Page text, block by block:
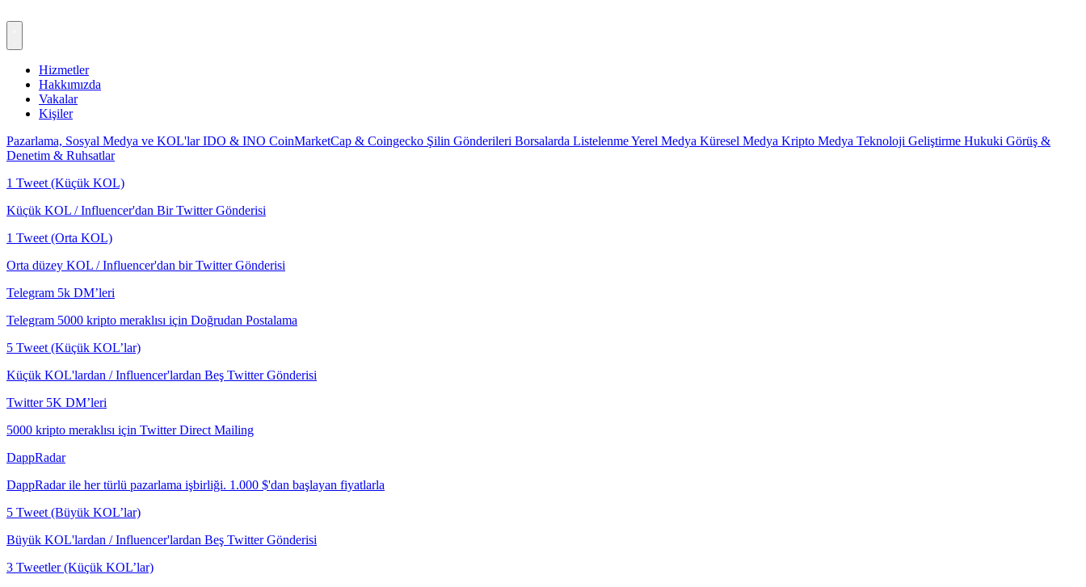
Hizmetler
Hakkımızda
Vakalar
Kişiler
Pazarlama, Sosyal Medya ve KOL'larIDO & INO CoinMarketCap & Coingecko Şilin Gönderileri Borsalarda ListelenmeYerel Medya Küresel Medya Kripto Medya Teknoloji Geliştirme Hukuki Görüş &
Denetim & Ruhsatlar
1 Tweet (Küçük KOL)
Küçük KOL / Influencer'dan Bir Twitter Gönderisi
1 Tweet (Orta KOL)
Orta düzey KOL / Influencer'dan bir Twitter Gönderisi
Telegram 5k DM’leri
Telegram 5000 kripto meraklısı için Doğrudan Postalama
5 Tweet (Küçük KOL’lar)
Küçük KOL'lardan / Influencer'lardan Beş Twitter Gönderisi
Twitter 5K DM’leri
5000 kripto meraklısı için Twitter Direct Mailing
DappRadar
DappRadar ile her türlü pazarlama işbirliği. 1.000 $'dan başlayan fiyatlarla
5 Tweet (Büyük KOL’lar)
Büyük KOL'lardan / Influencer'lardan Beş Twitter Gönderisi
3 Tweetler (Küçük KOL’lar)